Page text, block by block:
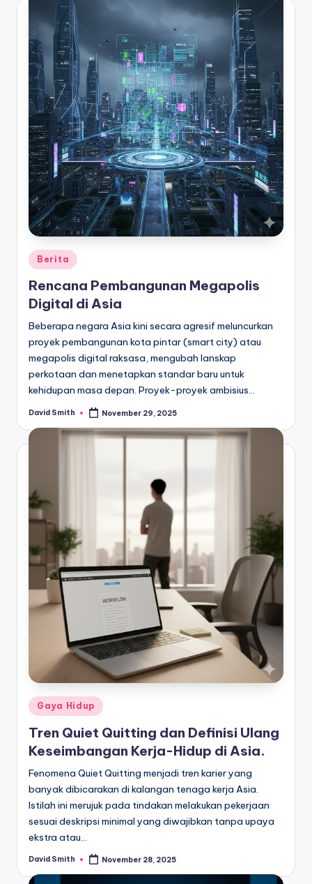
Posted
in
Berita
Rencana Pembangunan Megapolis
Digital di Asia
Beberapa negara Asia kini secara agresif meluncurkan
proyek pembangunan kota pintar (smart city) atau
megapolis digital raksasa, mengubah lanskap
perkotaan dan menetapkan standar baru untuk
kehidupan masa depan. Proyek-proyek ambisius…
Posted
David Smith November 29, 2025
Posted
in
Gaya Hidup
Tren Quiet Quitting dan Definisi Ulang
Keseimbangan Kerja-Hidup di Asia.
Fenomena Quiet Quitting menjadi tren karier yang
banyak dibicarakan di kalangan tenaga kerja Asia.
Istilah ini merujuk pada tindakan melakukan pekerjaan
sesuai deskripsi minimal yang diwajibkan tanpa upaya
ekstra atau…
Posted
David Smith November 28, 2025